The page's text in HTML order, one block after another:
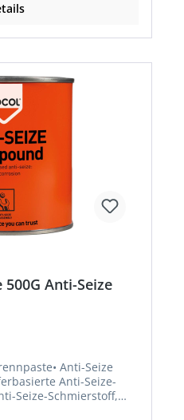
500G Anti-Seize
Anti-Seize
Anti-Seize-